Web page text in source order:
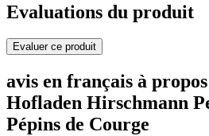
Evaluations du produit
Evaluer ce produit
avis en français à
Hofladen Hirschmann
Pépins de Courge